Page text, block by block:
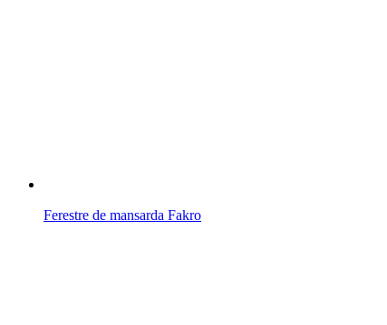
Ferestre de mansarda Fakro